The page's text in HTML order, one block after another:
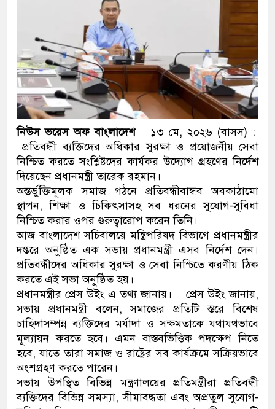
২৮ লাখ টাকার জাল নোটসহ
থানা পুলিশ
যেকোনো সময় বেনজীরের
নেতৃত্ব ও গণতন্ত্রের মূর্তমান
‘আজহার খান’
জড়িত কিশোর গ্যাংয়ের চার শিশু
ডাকাতির প্রস্তুতিকালে
থানা পুলিশ
নিউস ভয়েস অফ বাংলাদেশ
১৩ মে, ২০২৬ (বাসস) :
প্রতিবন্ধী ব্যক্তিদের অধিকার সুরক্ষা ও প্রয়োজনীয় সেবা
নিশ্চিত করতে সংশ্লিষ্টদের কার্যকর উদ্যোগ গ্রহণের নির্দেশ
দিয়েছেন প্রধানমন্ত্রী তারেক রহমান।
অন্তর্ভুক্তিমূলক সমাজ গঠনে প্রতিবন্ধীবান্ধব অবকাঠামো
স্থাপন, শিক্ষা ও চিকিৎসাসহ সব ধরনের সুযোগ-সুবিধা
নিশ্চিত করার ওপর গুরুত্বারোপ করেন তিনি।
আজ বাংলাদেশ সচিবালয়ে মন্ত্রিপরিষদ বিভাগে প্রধানমন্ত্রীর
দপ্তরে অনুষ্ঠিত এক সভায় প্রধানমন্ত্রী এসব নির্দেশ দেন।
প্রতিবন্ধীদের অধিকার সুরক্ষা ও সেবা নিশ্চিতে করণীয় ঠিক
করতে এই সভা অনুষ্ঠিত হয়।
প্রধানমন্ত্রীর প্রেস উইং এ তথ্য জানায়। প্রেস উইং জানায়,
সভায় প্রধানমন্ত্রী বলেন, সমাজের প্রতিটি স্তরে বিশেষ
চাহিদাসম্পন্ন ব্যক্তিদের মর্যাদা ও সক্ষমতাকে যথাযথভাবে
মূল্যায়ন করতে হবে। এমন বাস্তবভিত্তিক পদক্ষেপ নিতে
হবে, যাতে তারা সমাজ ও রাষ্ট্রের সব কার্যক্রমে সক্রিয়ভাবে
অংশগ্রহণ করতে পারেন।
সভায় উপস্থিত বিভিন্ন মন্ত্রণালয়ের প্রতিমন্ত্রীরা প্রতিবন্ধী
ব্যক্তিদের বিভিন্ন সমস্যা, সীমাবদ্ধতা এবং অপ্রতুল সুযোগ-